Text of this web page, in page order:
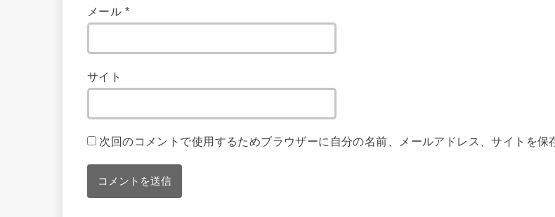
メール *
サイト
次回のコメントで使用するためブラウザーに自分の名前、メールアドレス、サイトを保